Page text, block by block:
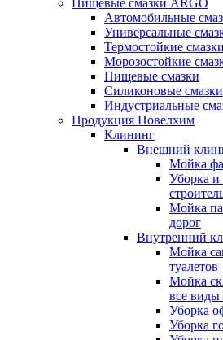
Пищевые смазки ARGO
Автомобильные
Универсальные
Термостойкие смазки
Морозостойкие
Пищевые смазки
Силиконовые смазки
Индустриальные
Продукция Новелхим
Клининг
Внешний
Мойка
Уборка и
Мойка
дорог
Внутренний
Мойка
туалетов
Мойка
все виды
Уборка
Уборка